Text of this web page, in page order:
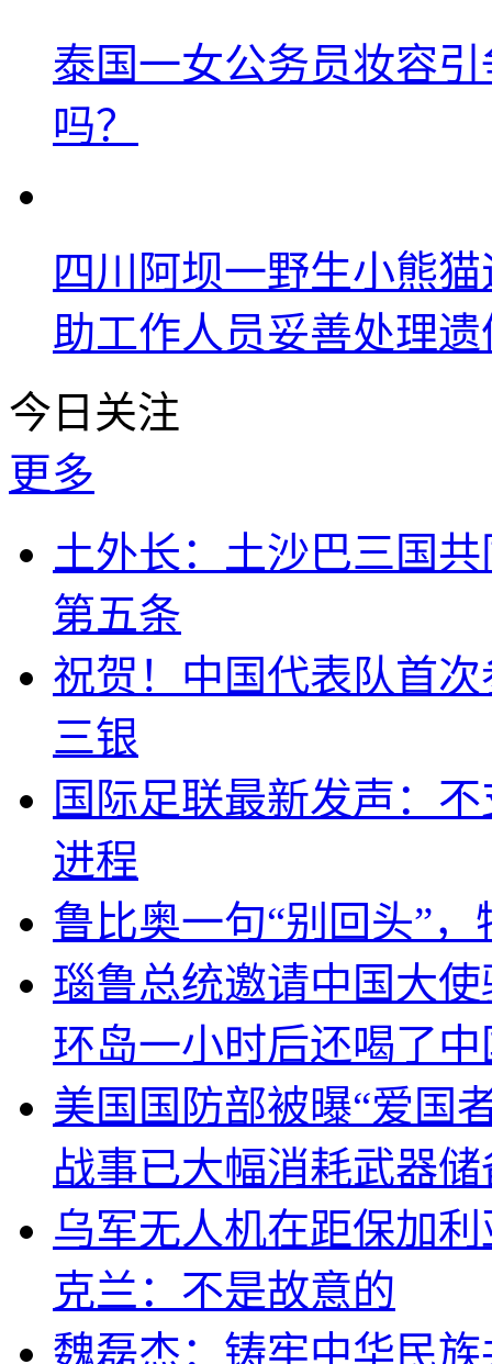
泰国一女公务员妆容
吗？
四川阿坝一野生小熊
助工作人员妥善处理遗
今日关注
更多
土外长：土沙巴三国
第五条
祝贺！中国代表队首
三银
国际足联最新发声：
进程
鲁比奥一句“别回头”
瑙鲁总统邀请中国大
环岛一小时后还喝了
美国国防部被曝“爱国
战事已大幅消耗武器储
乌军无人机在距保加
克兰：不是故意的
魏磊杰：铸牢中华民